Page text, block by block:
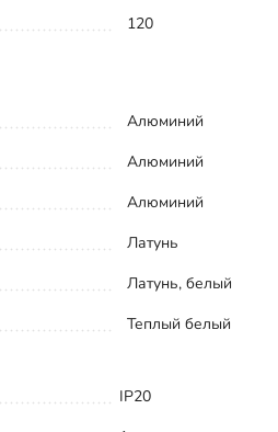
120
Алюминий
Алюминий
Алюминий
Латунь
Латунь, белый
Теплый белый
IP20